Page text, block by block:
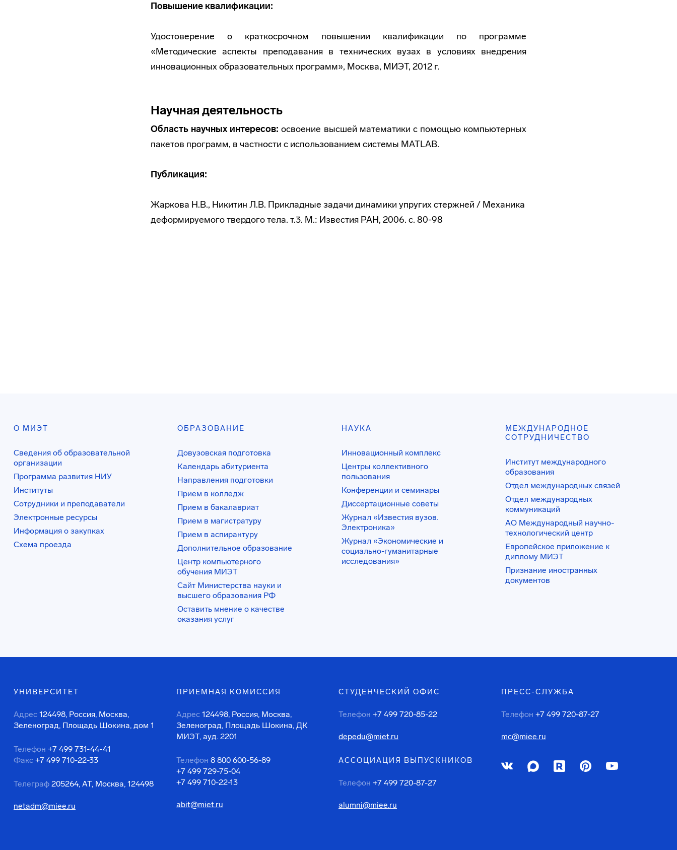
Повышение квалификации:
Удостоверение о краткосрочном повышении квалификации по программе
«Методические аспекты преподавания в технических вузах в условиях внедрения
инновационных образовательных программ», Москва, МИЭТ, 2012 г.
Научная деятельность
Область научных интересов: освоение высшей математики с помощью компьютерных
пакетов программ, в частности с использованием системы MATLAB.
Публикация:
Жаркова Н.В., Никитин Л.В. Прикладные задачи динамики упругих стержней / Механика
деформируемого твердого тела. т.3. М.: Известия РАН, 2006. с. 80-98
О МИЭТ
Сведения об образовательной
организации
Программа развития НИУ
Институты
Сотрудники и преподаватели
Электронные ресурсы
Информация о закупках
Схема проезда
ОБРАЗОВАНИЕ
Довузовская подготовка
Календарь абитуриента
Направления подготовки
Прием в колледж
Прием в бакалавриат
Прием в магистратуру
Прием в аспирантуру
Дополнительное образование
Центр компьютерного
обучения МИЭТ
Сайт Министерства науки и
высшего образования РФ
Оставить мнение о качестве
оказания услуг
НАУКА
Инновационный комплекс
Центры коллективного
пользования
Конференции и семинары
Диссертационные советы
Журнал «Известия вузов.
Электроника»
Журнал «Экономические и
социально-гуманитарные
исследования»
МЕЖДУНАРОДНОЕ
СОТРУДНИЧЕСТВО
Институт международного
образования
Отдел международных связей
Отдел международных
коммуникаций
АО Международный научно-
технологический центр
Европейское приложение к
диплому МИЭТ
Признание иностранных
документов
УНИВЕРСИТЕТ
Адрес 124498, Россия, Москва,
Зеленоград, Площадь Шокина, дом 1
Телефон +7 499 731-44-41
Факс +7 499 710-22-33
Телеграф 205264, АТ, Москва, 124498
netadm@miee.ru
ПРИЕМНАЯ КОМИССИЯ
Адрес 124498, Россия, Москва,
Зеленоград, Площадь Шокина, ДК
МИЭТ, ауд. 2201
Телефон 8 800 600-56-89
+7 499 729-75-04
+7 499 710-22-13
abit@miet.ru
СТУДЕНЧЕСКИЙ ОФИС
Телефон +7 499 720-85-22
depedu@miet.ru
АССОЦИАЦИЯ ВЫПУСКНИКОВ
Телефон +7 499 720-87-27
alumni@miee.ru
ПРЕСС-СЛУЖБА
Телефон +7 499 720-87-27
mc@miee.ru